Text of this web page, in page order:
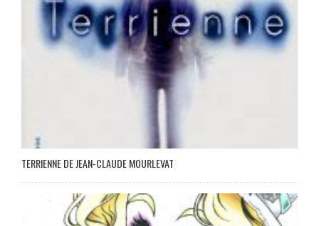
TERRIENNE DE JEAN-CLAUDE MOURLEVAT